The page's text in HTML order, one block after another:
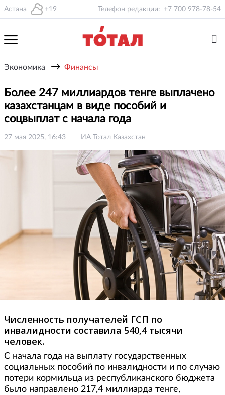
Астана +19 Телефон редакции: +7 700 978-78-54
Экономика → Финансы
Более 247 миллиардов тенге выплачено
казахстанцам в виде пособий и
соцвыплат с начала года
27 мая 2025, 16:43 ИА Тотал Казахстан
Численность получателей ГСП по
инвалидности составила 540,4 тысячи
человек.
С начала года на выплату государственных
социальных пособий по инвалидности и по случаю
потери кормильца из республиканского бюджета
было направлено 217,4 миллиарда тенге,